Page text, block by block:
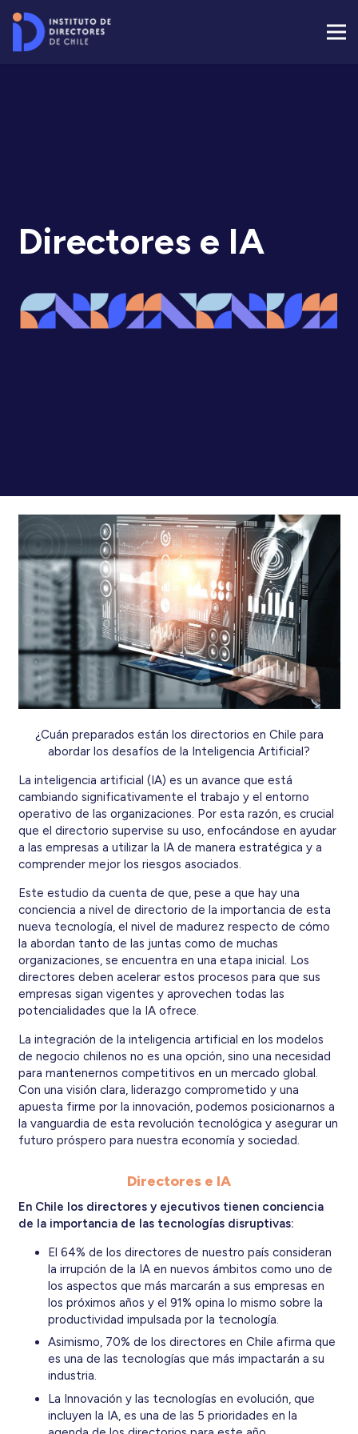
Directores e IA
¿Cuán preparados están los directorios en Chile para
abordar los desafíos de la Inteligencia Artificial?
La inteligencia artificial (IA) es un avance que está
cambiando significativamente el trabajo y el entorno
operativo de las organizaciones. Por esta razón, es crucial
que el directorio supervise su uso, enfocándose en ayudar
a las empresas a utilizar la IA de manera estratégica y a
comprender mejor los riesgos asociados.
Este estudio da cuenta de que, pese a que hay una
conciencia a nivel de directorio de la importancia de esta
nueva tecnología, el nivel de madurez respecto de cómo
la abordan tanto de las juntas como de muchas
organizaciones, se encuentra en una etapa inicial. Los
directores deben acelerar estos procesos para que sus
empresas sigan vigentes y aprovechen todas las
potencialidades que la IA ofrece.
La integración de la inteligencia artificial en los modelos
de negocio chilenos no es una opción, sino una necesidad
para mantenernos competitivos en un mercado global.
Con una visión clara, liderazgo comprometido y una
apuesta firme por la innovación, podemos posicionarnos a
la vanguardia de esta revolución tecnológica y asegurar un
futuro próspero para nuestra economía y sociedad.
Directores e IA
En Chile los directores y ejecutivos tienen conciencia
de la importancia de las tecnologías disruptivas:
El 64% de los directores de nuestro país consideran
la irrupción de la IA en nuevos ámbitos como uno de
los aspectos que más marcarán a sus empresas en
los próximos años y el 91% opina lo mismo sobre la
productividad impulsada por la tecnología.
Asimismo, 70% de los directores en Chile afirma que
es una de las tecnologías que más impactarán a su
industria.
La Innovación y las tecnologías en evolución, que
incluyen la IA, es una de las 5 prioridades en la